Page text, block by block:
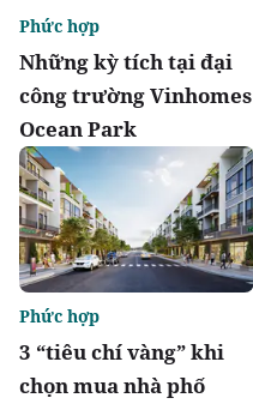
Những kỳ tích tại đại
công trường Vinhomes
Ocean Park
Phức hợp
3 “tiêu chí vàng” khi
chọn mua nhà phố
Phức hợp